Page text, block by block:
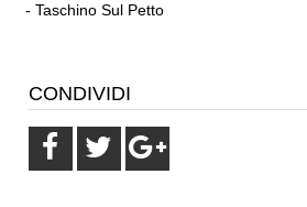
- Taschino Sul Petto
CONDIVIDI